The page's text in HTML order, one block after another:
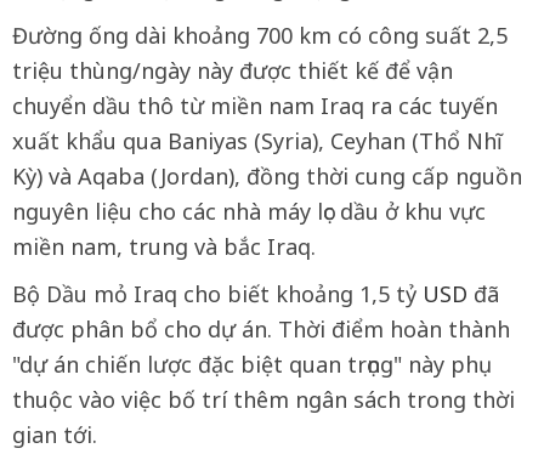
Đường ống dài khoảng 700 km có công suất 2,5
triệu thùng/ngày này được thiết kế để vận
chuyển dầu thô từ miền nam Iraq ra các tuyến
xuất khẩu qua Baniyas (Syria), Ceyhan (Thổ Nhĩ
Kỳ) và Aqaba (Jordan), đồng thời cung cấp nguồn
nguyên liệu cho các nhà máy lọc dầu ở khu vực
miền nam, trung và bắc Iraq.
Bộ Dầu mỏ Iraq cho biết khoảng 1,5 tỷ USD đã
được phân bổ cho dự án. Thời điểm hoàn thành
"dự án chiến lược đặc biệt quan trọng" này phụ
thuộc vào việc bố trí thêm ngân sách trong thời
gian tới.